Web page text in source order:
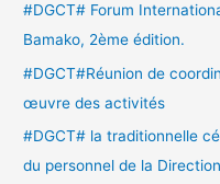
#DGCT# Forum
Bamako, 2ème édition.
#DGCT#Réunion de
œuvre des activités
#DGCT# la traditionnelle
du personnel de la